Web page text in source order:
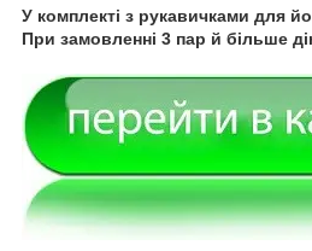
У комплекті з рукавичками для
При замовленні 3 пар й більше